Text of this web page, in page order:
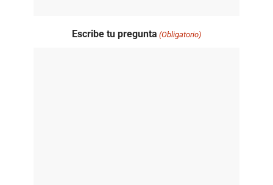
Escribe tu pregunta (Obligatorio)